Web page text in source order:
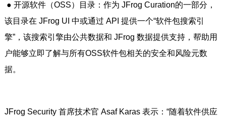
● 开源软件（OSS）目录：作为 JFrog Curation的一部分，
该目录在 JFrog UI 中或通过 API 提供一个“软件包搜索引
擎”，该搜索引擎由公共数据和 JFrog 数据提供支持，帮助用
户能够立即了解与所有OSS软件包相关的安全和风险元数
据。
JFrog Security 首席技术官 Asaf Karas 表示：“随着软件供应